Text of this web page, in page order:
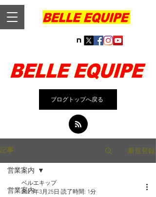
ブログトップへ戻る
記事 新規登録
営業案内
営業案内
ベルエキップ
2021年3月25日 読了時間: 1分